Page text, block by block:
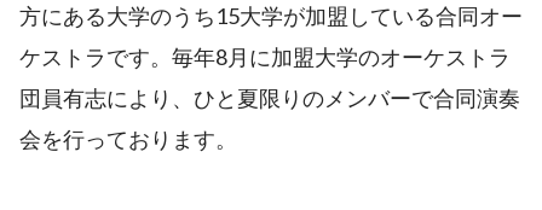
方にある大学のうち15大学が加盟している合同オー
ケストラです。毎年8月に加盟大学のオーケストラ
団員有志により、ひと夏限りのメンバーで合同演奏
会を行っております。